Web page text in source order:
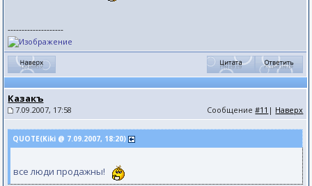
--------------------
Казакъ
7.09.2007, 17:58 Сообщение#11 | Наверх
QUOTE(Kiki @ 7.09.2007, 18:20)
все люди продажны!